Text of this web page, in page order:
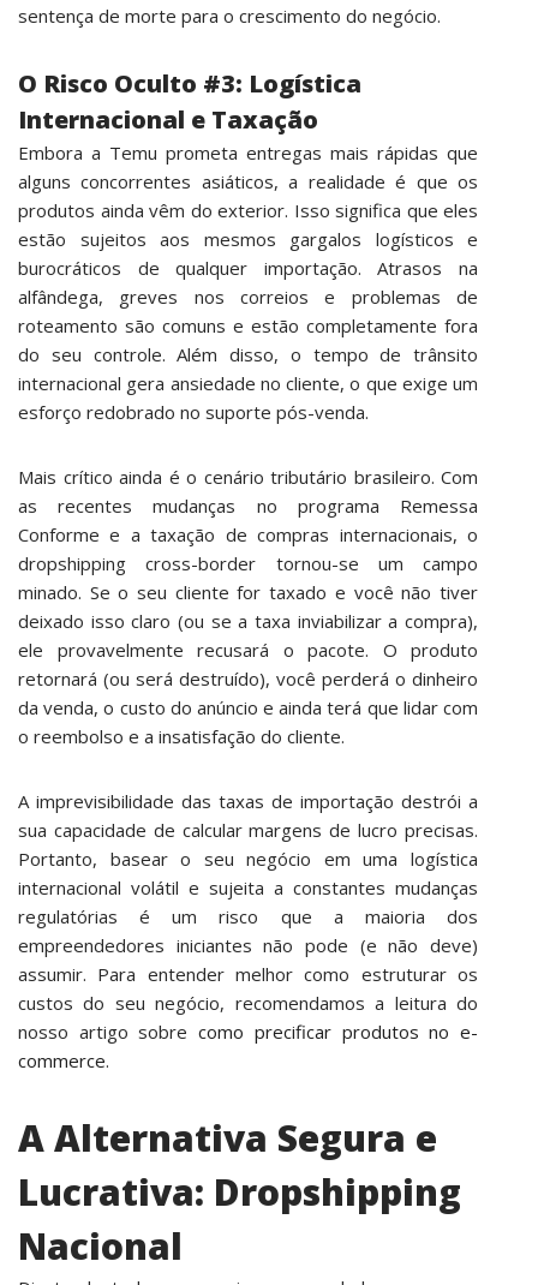
sentença de morte para o crescimento do negócio.
O Risco Oculto #3: Logística
Internacional e Taxação
Embora a Temu prometa entregas mais rápidas que
alguns concorrentes asiáticos, a realidade é que os
produtos ainda vêm do exterior. Isso significa que eles
estão sujeitos aos mesmos gargalos logísticos e
burocráticos de qualquer importação. Atrasos na
alfândega, greves nos correios e problemas de
roteamento são comuns e estão completamente fora
do seu controle. Além disso, o tempo de trânsito
internacional gera ansiedade no cliente, o que exige um
esforço redobrado no suporte pós-venda.
Mais crítico ainda é o cenário tributário brasileiro. Com
as recentes mudanças no programa Remessa
Conforme e a taxação de compras internacionais, o
dropshipping cross-border tornou-se um campo
minado. Se o seu cliente for taxado e você não tiver
deixado isso claro (ou se a taxa inviabilizar a compra),
ele provavelmente recusará o pacote. O produto
retornará (ou será destruído), você perderá o dinheiro
da venda, o custo do anúncio e ainda terá que lidar com
o reembolso e a insatisfação do cliente.
A imprevisibilidade das taxas de importação destrói a
sua capacidade de calcular margens de lucro precisas.
Portanto, basear o seu negócio em uma logística
internacional volátil e sujeita a constantes mudanças
regulatórias é um risco que a maioria dos
empreendedores iniciantes não pode (e não deve)
assumir. Para entender melhor como estruturar os
custos do seu negócio, recomendamos a leitura do
nosso artigo sobrecomo precificar produtos no e-
commerce.
A Alternativa Segura e
Lucrativa: Dropshipping
Nacional